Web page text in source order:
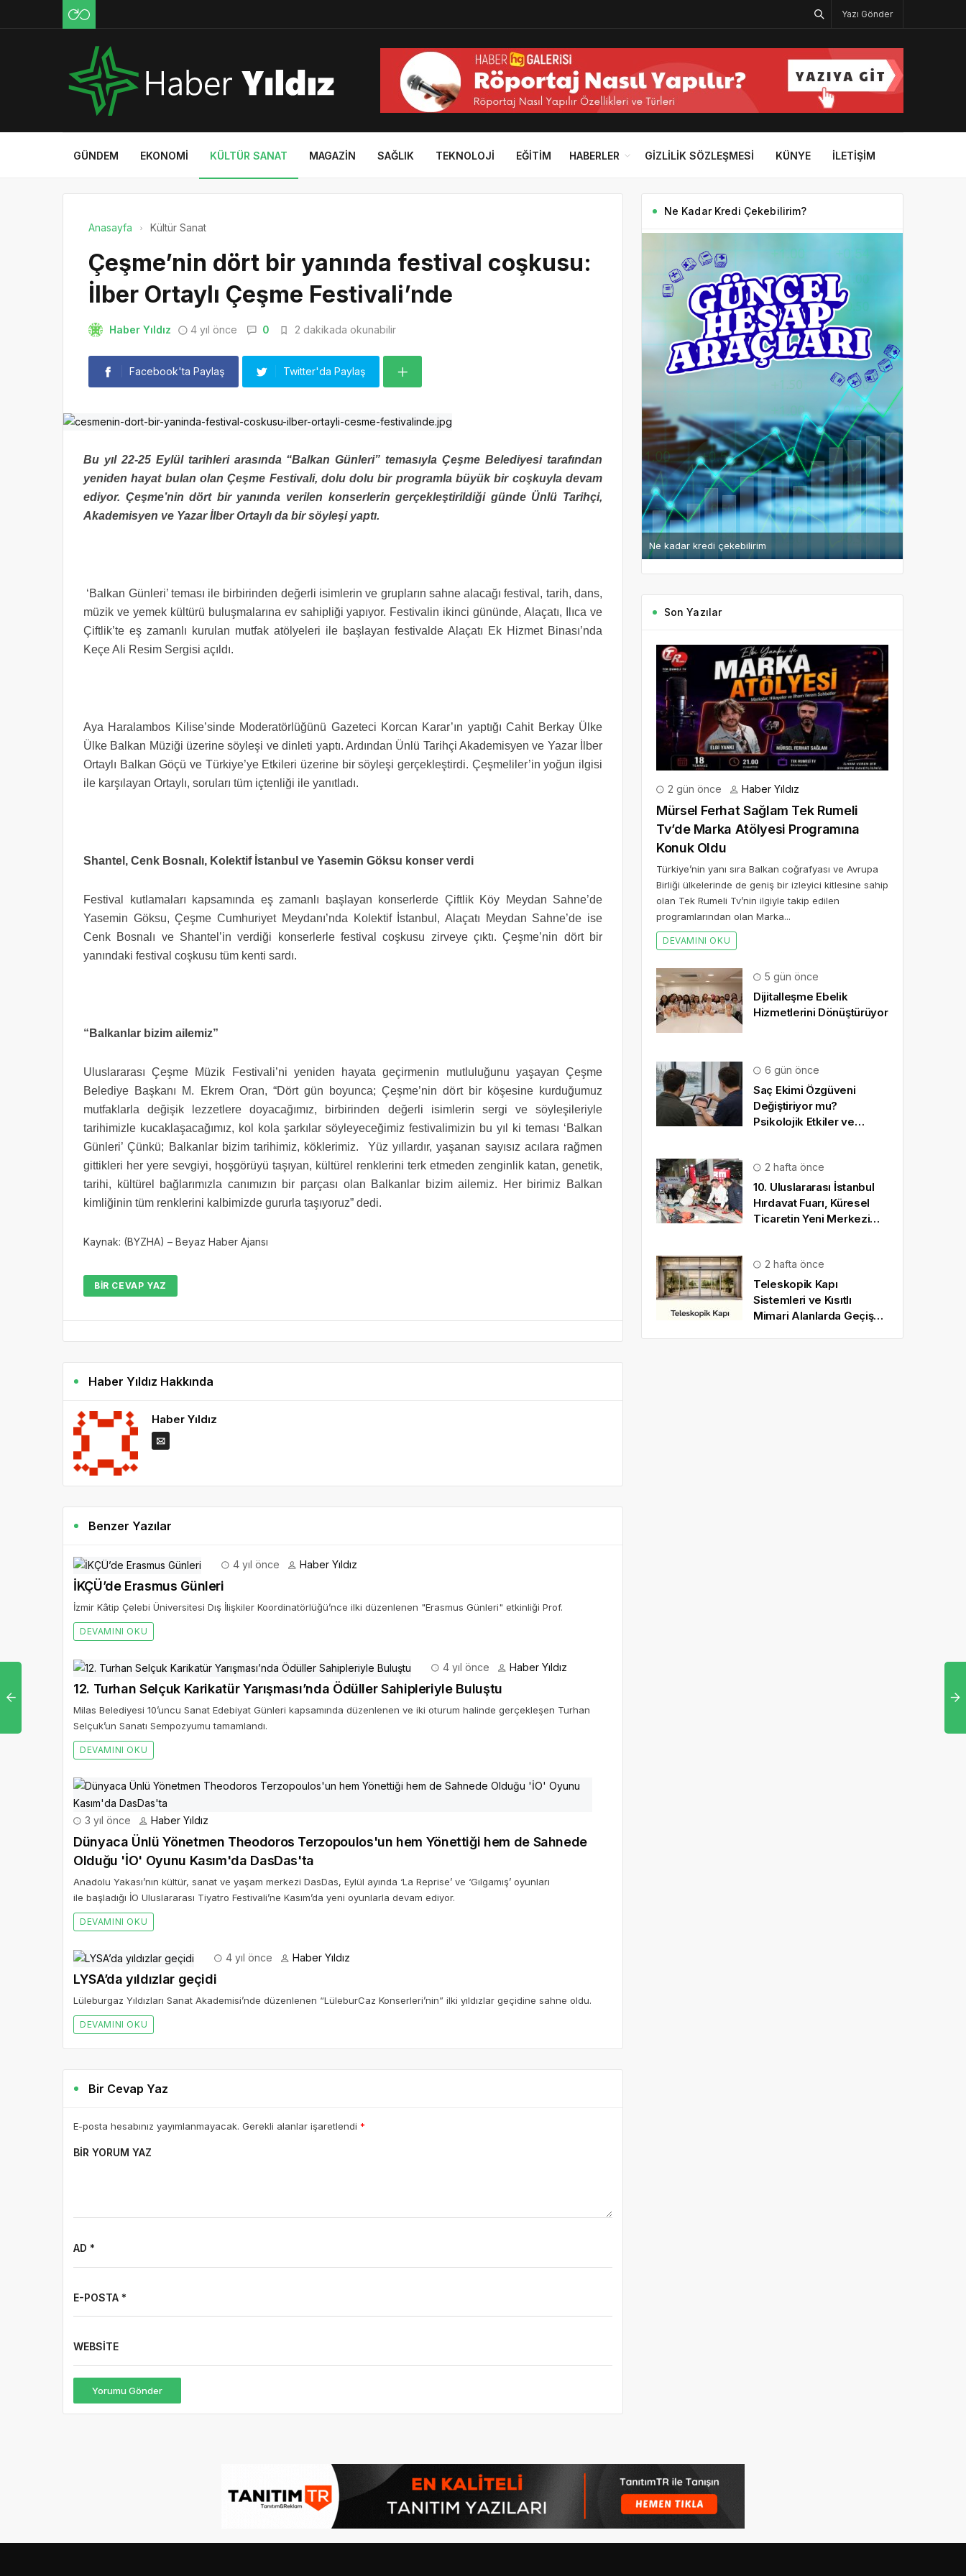
Yazı Gönder
GÜNDEM EKONOMI KÜLTÜR SANAT MAGAZIN SAĞLIK TEKNOLOJI EĞITIM HABERLER GIZLILIK SÖZLEŞMESI KÜNYE İLETIŞIM
Anasayfa Kültür Sanat
Çeşme’nin dört bir yanında festival coşkusu:
İlber Ortaylı Çeşme Festivali’nde
Haber Yıldız 4 yıl önce 0 2 dakikada okunabilir
Facebook'ta Paylaş Twitter'da Paylaş
Bu yıl 22-25 Eylül tarihleri arasında “Balkan Günleri” temasıyla Çeşme Belediyesi tarafından
yeniden hayat bulan olan Çeşme Festivali, dolu dolu bir programla büyük bir coşkuyla devam
ediyor. Çeşme’nin dört bir yanında verilen konserlerin gerçekleştirildiği günde Ünlü Tarihçi,
Akademisyen ve Yazar İlber Ortaylı da bir söyleşi yaptı.
‘Balkan Günleri’ teması ile birbirinden değerli isimlerin ve grupların sahne alacağı festival, tarih, dans,
müzik ve yemek kültürü buluşmalarına ev sahipliği yapıyor. Festivalin ikinci gününde, Alaçatı, Ilıca ve
Çiftlik’te eş zamanlı kurulan mutfak atölyeleri ile başlayan festivalde Alaçatı Ek Hizmet Binası’nda
Keçe Ali Resim Sergisi açıldı.
Aya Haralambos Kilise’sinde Moderatörlüğünü Gazeteci Korcan Karar’ın yaptığı Cahit Berkay Ülke
Ülke Balkan Müziği üzerine söyleşi ve dinleti yaptı. Ardından Ünlü Tarihçi Akademisyen ve Yazar İlber
Ortaylı Balkan Göçü ve Türkiye’ye Etkileri üzerine bir söyleşi gerçekleştirdi. Çeşmeliler’in yoğun ilgisi
ile karşılayan Ortaylı, soruları tüm içtenliği ile yanıtladı.
Shantel, Cenk Bosnalı, Kolektif İstanbul ve Yasemin Göksu konser verdi
Festival kutlamaları kapsamında eş zamanlı başlayan konserlerde Çiftlik Köy Meydan Sahne’de
Yasemin Göksu, Çeşme Cumhuriyet Meydanı’nda Kolektif İstanbul, Alaçatı Meydan Sahne’de ise
Cenk Bosnalı ve Shantel’in verdiği konserlerle festival coşkusu zirveye çıktı. Çeşme’nin dört bir
yanındaki festival coşkusu tüm kenti sardı.
“Balkanlar bizim ailemiz”
Uluslararası Çeşme Müzik Festivali’ni yeniden hayata geçirmenin mutluluğunu yaşayan Çeşme
Belediye Başkanı M. Ekrem Oran, “Dört gün boyunca; Çeşme’nin dört bir köşesine kurduğumuz
mutfaklarla değişik lezzetlere doyacağımız, birbirinden değerli isimlerin sergi ve söyleşileriyle
tarihimizle kucaklaşacağımız, kol kola şarkılar söyleyeceğimiz festivalimizin bu yıl ki teması ‘Balkan
Günleri’ Çünkü; Balkanlar bizim tarihimiz, köklerimiz. Yüz yıllardır, yaşanan sayısız acılara rağmen
gittikleri her yere sevgiyi, hoşgörüyü taşıyan, kültürel renklerini terk etmeden zenginlik katan, genetik,
tarihi, kültürel bağlarımızla canımızın bir parçası olan Balkanlar bizim ailemiz. Her birimiz Balkan
kimliğinin tüm renklerini kalbimizde gururla taşıyoruz” dedi.
Kaynak: (BYZHA) – Beyaz Haber Ajansı
BIR CEVAP YAZ
Haber Yıldız Hakkında
Haber Yıldız
Benzer Yazılar
4 yıl önce Haber Yıldız
İKÇÜ’de Erasmus Günleri
İzmir Kâtip Çelebi Üniversitesi Dış İlişkiler Koordinatörlüğü’nce ilki düzenlenen "Erasmus Günleri" etkinliği Prof.
DEVAMINI OKU
4 yıl önce Haber Yıldız
12. Turhan Selçuk Karikatür Yarışması’nda Ödüller Sahipleriyle Buluştu
Milas Belediyesi 10’uncu Sanat Edebiyat Günleri kapsamında düzenlenen ve iki oturum halinde gerçekleşen Turhan
Selçuk’un Sanatı Sempozyumu tamamlandı.
DEVAMINI OKU
3 yıl önce Haber Yıldız
Dünyaca Ünlü Yönetmen Theodoros Terzopoulos'un hem Yönettiği hem de Sahnede
Olduğu 'İO' Oyunu Kasım'da DasDas'ta
Anadolu Yakası’nın kültür, sanat ve yaşam merkezi DasDas, Eylül ayında ‘La Reprise’ ve ‘Gılgamış’ oyunları
ile başladığı İO Uluslararası Tiyatro Festivali’ne Kasım’da yeni oyunlarla devam ediyor.
DEVAMINI OKU
4 yıl önce Haber Yıldız
LYSA’da yıldızlar geçidi
Lüleburgaz Yıldızları Sanat Akademisi’nde düzenlenen “LüleburCaz Konserleri’nin” ilki yıldızlar geçidine sahne oldu.
DEVAMINI OKU
Bir Cevap Yaz
E-posta hesabınız yayımlanmayacak. Gerekli alanlar işaretlendi *
BIR YORUM YAZ
AD *
E-POSTA *
WEBSITE
Yorumu Gönder
Ne Kadar Kredi Çekebilirim?
Ne kadar kredi çekebilirim
Son Yazılar
2 gün önce Haber Yıldız
Mürsel Ferhat Sağlam Tek Rumeli
Tv’de Marka Atölyesi Programına
Konuk Oldu
Türkiye’nin yanı sıra Balkan coğrafyası ve Avrupa
Birliği ülkelerinde de geniş bir izleyici kitlesine sahip
olan Tek Rumeli Tv’nin ilgiyle takip edilen
programlarından olan Marka...
DEVAMINI OKU
5 gün önce
Dijitalleşme Ebelik
Hizmetlerini Dönüştürüyor
6 gün önce
Saç Ekimi Özgüveni
Değiştiriyor mu?
Psikolojik Etkiler ve
2 hafta önce
10. Uluslararası İstanbul
Hırdavat Fuarı, Küresel
Ticaretin Yeni Merkezi
2 hafta önce
Teleskopik Kapı
Sistemleri ve Kısıtlı
Mimari Alanlarda Geçiş